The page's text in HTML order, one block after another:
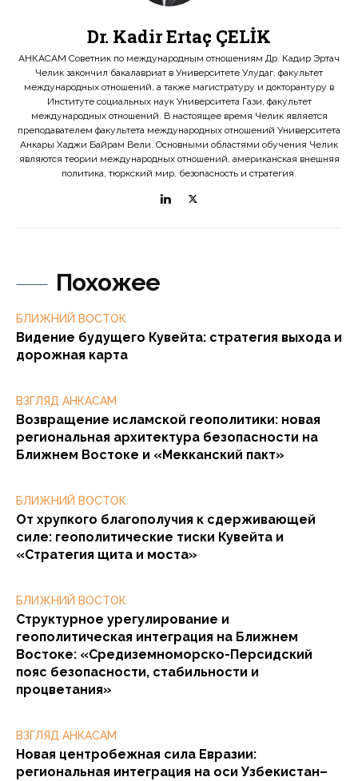
Похожее
БЛИЖНИЙ ВОСТОК
Видение будущего Кувейта: стратегия выхода и
дорожная карта
ВЗГЛЯД АНКАСАМ
Возвращение исламской геополитики: новая
региональная архитектура безопасности на
Ближнем Востоке и «Мекканский пакт»
БЛИЖНИЙ ВОСТОК
От хрупкого благополучия к сдерживающей
силе: геополитические тиски Кувейта и
«Стратегия щита и моста»
БЛИЖНИЙ ВОСТОК
Структурное урегулирование и
геополитическая интеграция на Ближнем
Востоке: «Средиземноморско-Персидский
пояс безопасности, стабильности и
процветания»
ВЗГЛЯД АНКАСАМ
Новая центробежная сила Евразии:
региональная интеграция на оси Узбекистан–
Dr. Kadir Ertaç ÇELİK
АНКАСАМ Советник по международным отношениям Др. Кадир Эртач
Челик закончил бакалавриат в Университете Улудаг, факультет
международных отношений, а также магистратуру и докторантуру в
Институте социальных наук Университета Гази, факультет
международных отношений. В настоящее время Челик является
преподавателем факультета международных отношений Университета
Анкары Хаджи Байрам Вели. Основными областями обучения Челик
являются теории международных отношений, американская внешняя
политика, тюркский мир, безопасность и стратегия.